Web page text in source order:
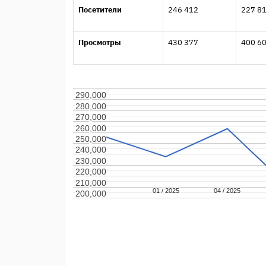
Посетители 246 412 227
Просмотры 430 377 400
01 / 2025
01 / 2025 04 / 2025
04 / 2025
200,000
200,000
210,000
210,000
220,000
220,000
230,000
230,000
240,000
240,000
250,000
250,000
260,000
260,000
270,000
270,000
280,000
280,000
290,000
290,000